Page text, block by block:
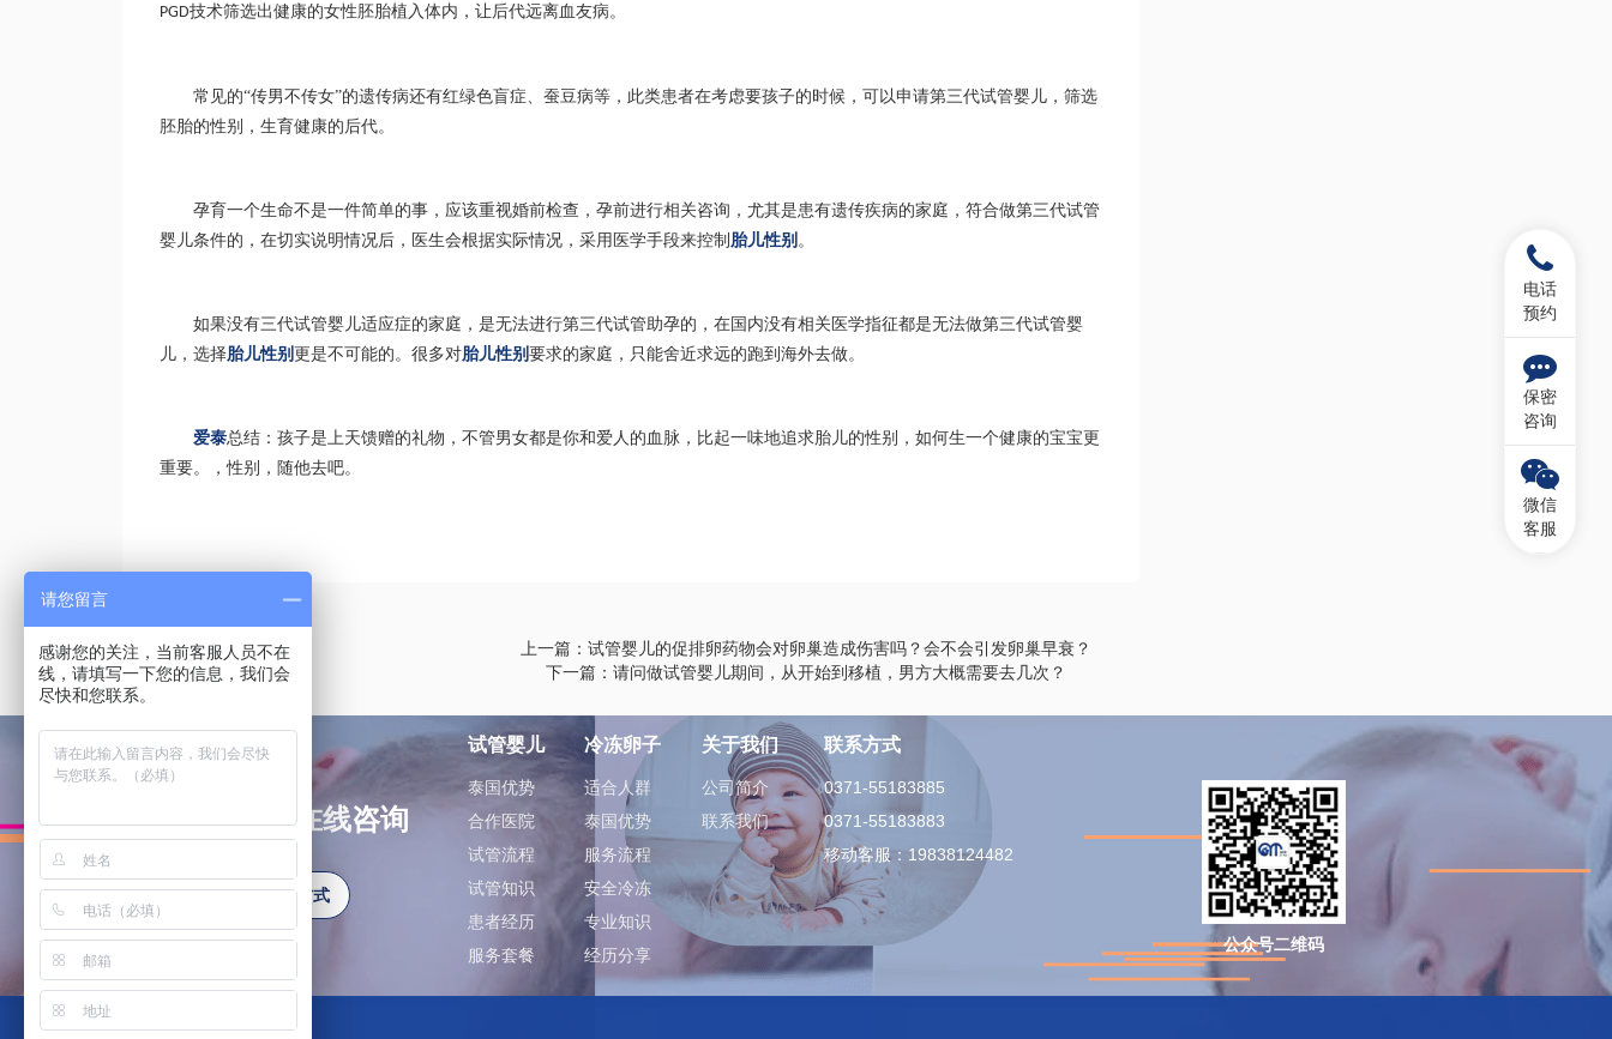
PGD技术筛选出健康的女性胚胎植入体内，让后代远离血友病。
常见的“传男不传女”的遗传病还有红绿色盲症、蚕豆病等，此类患者在考虑要孩子的时候，可以申请第三代试管婴儿，筛选
胚胎的性别，生育健康的后代。
孕育一个生命不是一件简单的事，应该重视婚前检查，孕前进行相关咨询，尤其是患有遗传疾病的家庭，符合做第三代试管
婴儿条件的，在切实说明情况后，医生会根据实际情况，采用医学手段来控制 胎儿性别 。
如果没有三代试管婴儿适应症的家庭，是无法进行第三代试管助孕的，在国内没有相关医学指征都是无法做第三代试管婴
儿，选择胎儿性别 更是不可能的。很多对胎儿性别 要求的家庭，只能舍近求远的跑到海外去做。
爱泰总结：孩子是上天馈赠的礼物，不管男女都是你和爱人的血脉，比起一味地追求胎儿的性别，如何生一个健康的宝宝更
重要。，性别，随他去吧。
上一篇：试管婴儿的促排卵药物会对卵巢造成伤害吗？会不会引发卵巢早衰？
下一篇：请问做试管婴儿期间，从开始到移植，男方大概需要去几次？
电话
预约
保密
咨询
微信
客服
如有问题可在线咨询
更多联系方式
试管婴儿
泰国优势
合作医院
试管流程
试管知识
患者经历
服务套餐
冷冻卵子
适合人群
泰国优势
服务流程
安全冷冻
专业知识
经历分享
关于我们
公司简介
联系我们
联系方式
0371-55183885
0371-55183883
移动客服：19838124482
公众号二维码
请您留言
感谢您的关注，当前客服人员不在
线，请填写一下您的信息，我们会
尽快和您联系。